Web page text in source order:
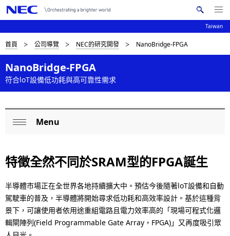
Taiwan
搜
索
Me
nu
Op
N
a
v
g
n
D
i
s
y
i
n
g
首頁 公司導覽 NEC的研究開發 NanoBridge-FPGA
NanoBridge-FPGA
符合loT設備低功耗與高可靠性需求
c
a
l
N
Menu
特徵全然不同於SRAM型的FPGA誕生
半導體市場正在全世界各地持續擴大中。預估今後隨著loT設備和自動
駕駛車的普及，半導體將開始尋求低功耗和高效率設計。基於這種背
景下，可讓使用者依用途重組電路且電力效率高的「現場可程式化邏
輯閘陣列(Field Programmable Gate Array，FPGA)」又再度吸引眾